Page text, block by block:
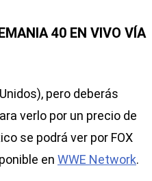
40 EN VIVO VÍA
pero deberás
verlo por un precio de
se podrá ver por FOX
en WWE Network.